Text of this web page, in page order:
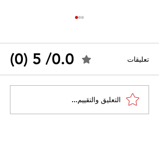
القضاء الإداري يقضي بحل
نقابة "كنابست"
تعليقات 0.0/ 5 (0)
التعليق والتقييم...